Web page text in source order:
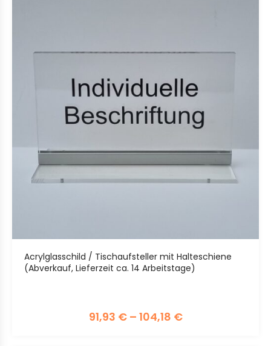
Acrylglasschild / Tischaufsteller mit Halteschiene
(Abverkauf, Lieferzeit ca. 14 Arbeitstage)
91,93 €– 104,18 €